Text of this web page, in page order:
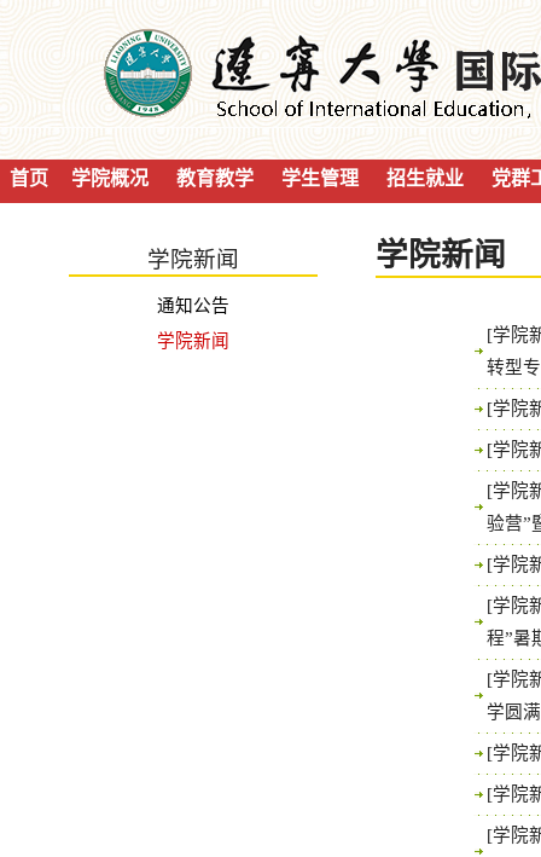
首页 学院概况 教育教学 学生管理 招生就业 党群
学院新闻
通知公告
学院新闻
学院新闻
[学院
转型
[学院
[学院
[学院
验营”
[学院
[学院
程”暑
[学院
学圆
[学院
[学院
[学院